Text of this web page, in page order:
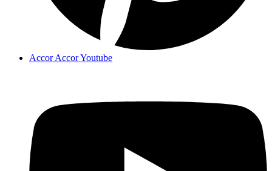
Accor Accor Youtube